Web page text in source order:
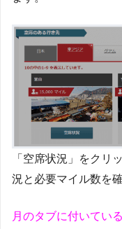
「空席状況」をクリ
況と必要マイル数を
月のタブに付いてい